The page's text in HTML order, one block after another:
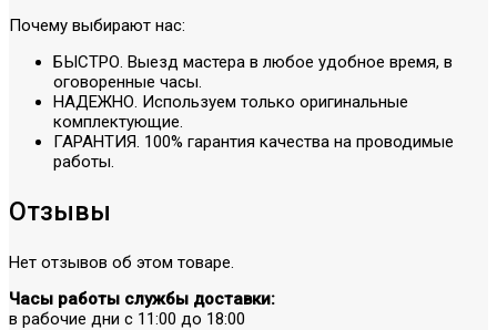
Почему выбирают нас:
БЫСТРО. Выезд мастера в любое удобное время, в
оговоренные часы.
НАДЕЖНО. Используем только оригинальные
комплектующие.
ГАРАНТИЯ. 100% гарантия качества на проводимые
работы.
Отзывы
Нет отзывов об этом товаре.
Часы работы службы доставки:
в рабочие дни с 11:00 до 18:00